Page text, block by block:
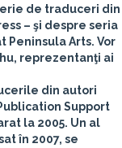
de traduceri din
– şi despre seria
Peninsula Arts. Vor
, reprezentanţi ai
din autori
Support
la 2005. Un al
în 2007, se